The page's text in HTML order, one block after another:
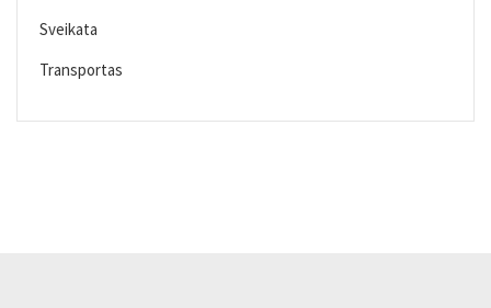
Sveikata
Transportas